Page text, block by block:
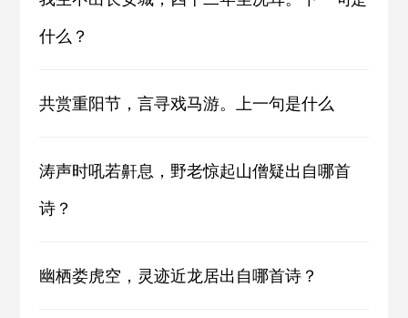
什么？
共赏重阳节，言寻戏马游。上一句是什么
涛声时吼若鼾息，野老惊起山僧疑出自哪首
诗？
幽栖娄虎空，灵迹近龙居出自哪首诗？